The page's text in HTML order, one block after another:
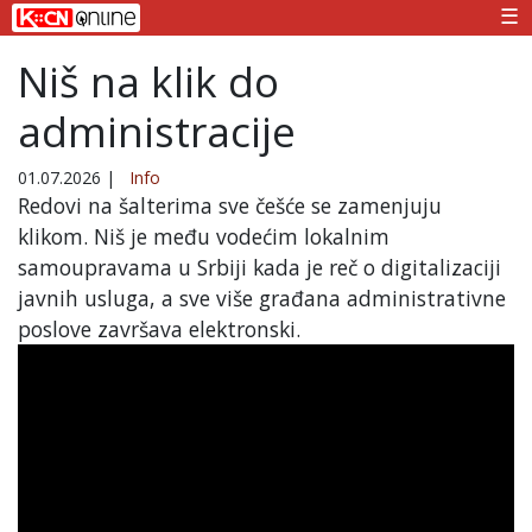
☰
Niš na klik do
administracije
01.07.2026 | Info
Redovi na šalterima sve češće se zamenjuju
klikom. Niš je među vodećim lokalnim
samoupravama u Srbiji kada je reč o digitalizaciji
javnih usluga, a sve više građana administrativne
poslove završava elektronski.